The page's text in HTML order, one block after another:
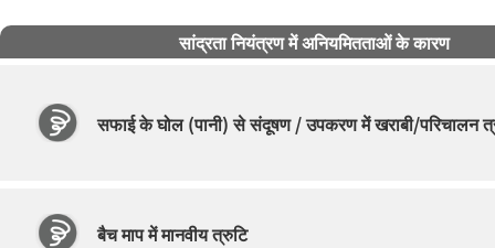
सांद्रता नियंत्रण में अनियमितताओं के कारण
सफाई के घोल (पानी) से संदूषण /उपकरण में खराबी/परिचालन
बैच माप में मानवीय त्रुटि